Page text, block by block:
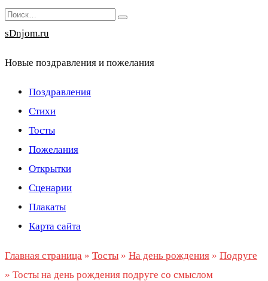
Перейти
к
Search
for:
sDnjom.ru
Новые поздравления и пожелания
Поздравления
Стихи
Тосты
Пожелания
Открытки
Сценарии
Плакаты
Карта сайта
Главная страница » Тосты » На день рождения » Подруге
» Тосты на день рождения подруге со смыслом